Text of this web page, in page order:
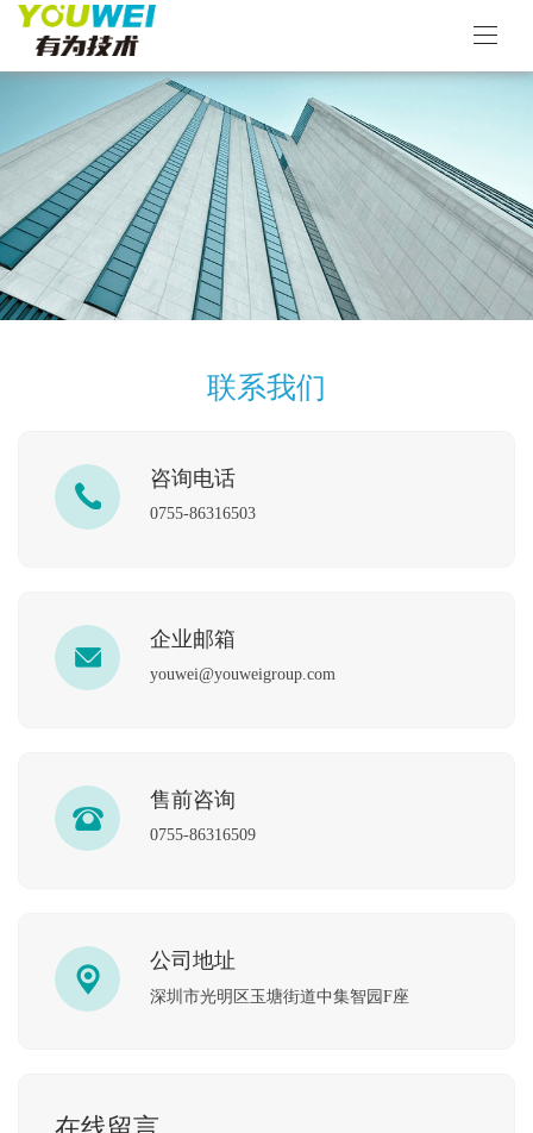
联系我们
咨询电话
0755-86316503
企业邮箱
youwei@youweigroup.com
售前咨询
0755-86316509
公司地址
深圳市光明区玉塘街道中集智园F座